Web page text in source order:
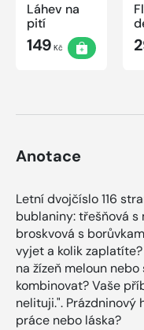
Láhev na
pití
149 Kč
Anotace
Letní dvojčíslo 116
bublaniny: třešňová s
broskvová s
vyjet a kolik
na žízeň meloun
kombinovat? Vaše
nelituji.". Prázdninový
práce nebo láska?